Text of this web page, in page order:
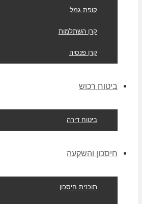
קופת גמל
קרן השתלמות
קרן פנסיה
ביטוח רכוש
ביטוח דירה
חיסכון והשקעה
תוכנית חיסכון